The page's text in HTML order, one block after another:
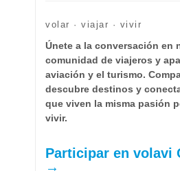
volar · viajar · vivir
Únete a la conversación en
comunidad de viajeros y
aviación y el turismo.
descubre destinos y
que viven la misma pasión
vivir.
Participar en volavi
→